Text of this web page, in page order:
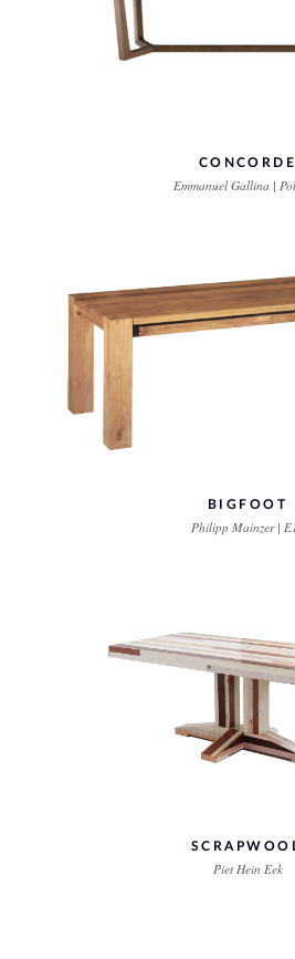
CONCORDE
Emmanuel Gallina |
BIGFOOT
Philipp Mainzer |
Piet Hein Eek